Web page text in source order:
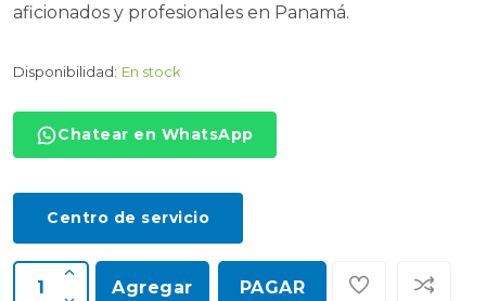
aficionados y profesionales en Panamá.
Disponibilidad: En stock
Chatear en WhatsApp
Centro de servicio
Agregar PAGAR